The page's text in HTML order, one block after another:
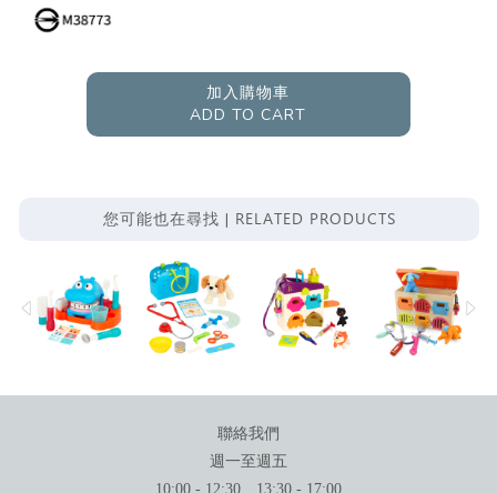
加入購物車
ADD TO CART
您可能也在尋找 | RELATED PRODUCTS
聯絡我們
週一至週五
10:00 - 12:30、13:30 - 17:00